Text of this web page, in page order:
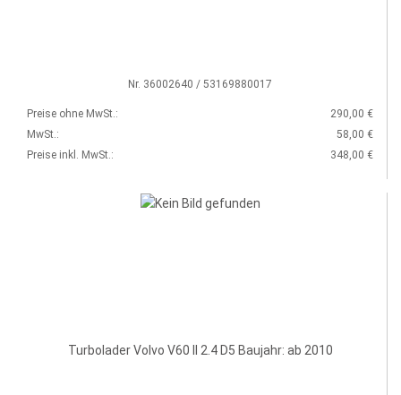
Nr. 36002640 / 53169880017
Preise ohne MwSt.:
290,00 €
MwSt.:
58,00 €
Preise inkl. MwSt.:
348,00 €
Turbolader Volvo V60 II 2.4 D5 Baujahr: ab 2010